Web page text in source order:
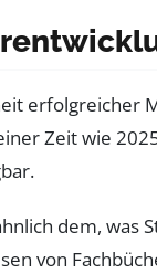
erfolgreicher
Zeit wie
dem, was
von